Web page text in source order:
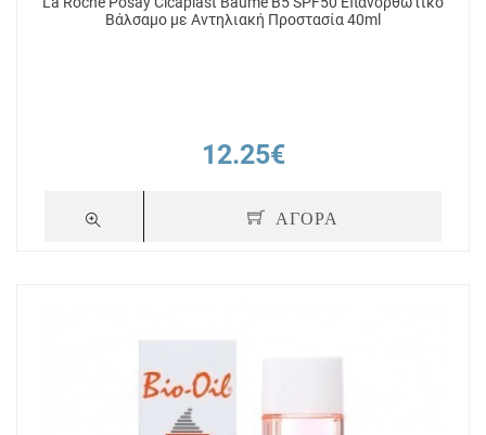
Βάλσαμο με Αντηλιακή Προστασία 40ml
12.25€
ΑΓΟΡΑ